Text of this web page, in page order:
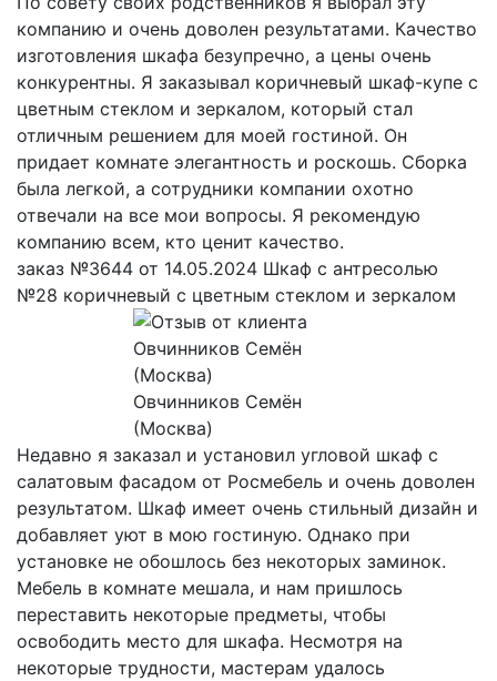
компанию и очень доволен результатами. Качество
изготовления шкафа безупречно, а цены очень
конкурентны. Я заказывал коричневый шкаф-купе с
цветным стеклом и зеркалом, который стал
отличным решением для моей гостиной. Он
придает комнате элегантность и роскошь. Сборка
была легкой, а сотрудники компании охотно
отвечали на все мои вопросы. Я рекомендую
компанию всем, кто ценит качество.
заказ №3644 от 14.05.2024 Шкаф с антресолью
№28 коричневый с цветным стеклом и зеркалом
Овчинников Семён
(Москва)
Недавно я заказал и установил угловой шкаф с
салатовым фасадом от Росмебель и очень доволен
результатом. Шкаф имеет очень стильный дизайн и
добавляет уют в мою гостиную. Однако при
установке не обошлось без некоторых заминок.
Мебель в комнате мешала, и нам пришлось
переставить некоторые предметы, чтобы
освободить место для шкафа. Несмотря на
некоторые трудности, мастерам удалось